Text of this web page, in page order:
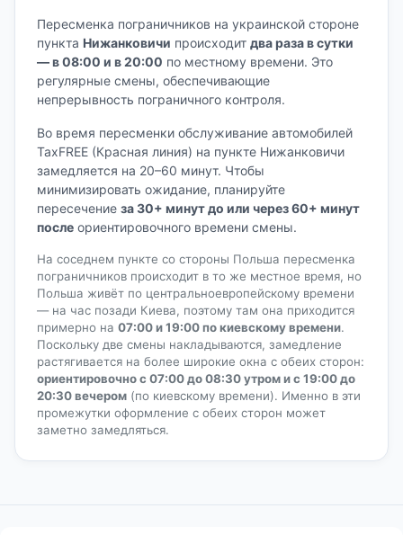
Пересменка пограничников на украинской стороне
пункта Нижанковичи происходит два раза в сутки
— в 08:00 и в 20:00 по местному времени. Это
регулярные смены, обеспечивающие
непрерывность пограничного контроля.
Во время пересменки обслуживание автомобилей
TaxFREE (Красная линия) на пункте Нижанковичи
замедляется на 20–60 минут. Чтобы
минимизировать ожидание, планируйте
пересечение за 30+ минут до или через 60+ минут
после ориентировочного времени смены.
На соседнем пункте со стороны Польша пересменка
пограничников происходит в то же местное время, но
Польша живёт по центральноевропейскому времени
— на час позади Киева, поэтому там она приходится
примерно на 07:00 и 19:00 по киевскому времени.
Поскольку две смены накладываются, замедление
растягивается на более широкие окна с обеих сторон:
ориентировочно с 07:00 до 08:30 утром и с 19:00 до
20:30 вечером (по киевскому времени). Именно в эти
промежутки оформление с обеих сторон может
заметно замедляться.